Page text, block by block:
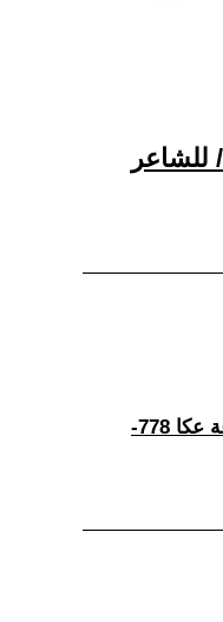
للشاعر
(2) العمل الفدائي في رواية -مجموعة عكا 778-